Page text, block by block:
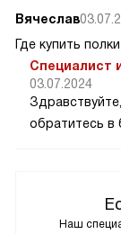
Наш
Вячеслав
Где купить
Специалист
03.07.2024
обратитесь в